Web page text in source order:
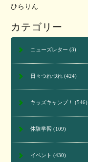
ひらりん
カテゴリー
ニューズレター (3)
日々つれづれ(424)
キッズキャンプ！ (546)
体験学習 (109)
イベント (430)